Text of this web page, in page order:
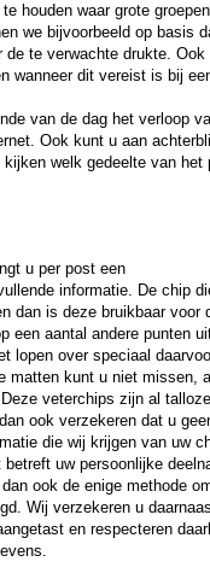
houden waar grote
we bijvoorbeeld op basis
de te verwachte drukte.
wanneer dit vereist is bij
van de dag het verloop
Ook kunt u aan
kijken welk gedeelte van
u per post een
informatie. De chip
dan is deze bruikbaar voor
een aantal andere punten
lopen over speciaal
matten kunt u niet missen,
veterchips zijn al
ook verzekeren dat u
die wij krijgen van uw
uw persoonlijke
ook de enige methode
Wij verzekeren u
en respecteren